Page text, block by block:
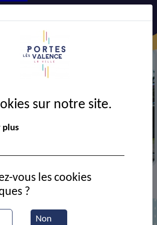
> Ressources documentaires
sur notre site.
plus
Non
vous les cookies
?